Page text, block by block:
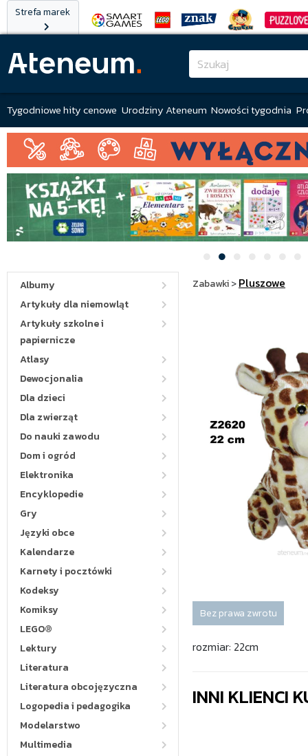
Strefa marek
Tygodniowe hity cenowe Urodziny Ateneum Nowości tygodnia
Albumy
Artykuły dla niemowląt
Artykuły szkolne i
papiernicze
Atlasy
Dewocjonalia
Dla dzieci
Dla zwierząt
Do nauki zawodu
Dom i ogród
Elektronika
Encyklopedie
Gry
Języki obce
Kalendarze
Karnety i pocztówki
Kodeksy
Komiksy
LEGO®
Lektury
Literatura
Literatura obcojęzyczna
Logopedia i pedagogika
Modelarstwo
Multimedia
Zabawki>Pluszowe
Bez prawa zwrotu
rozmiar: 22cm
INNI KLIENCI